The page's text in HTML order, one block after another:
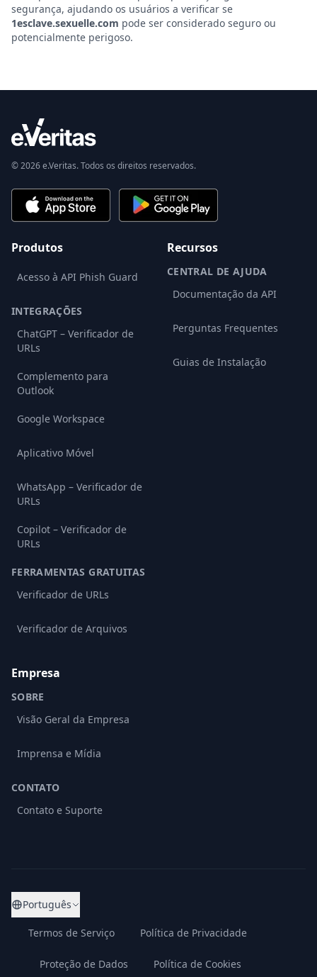
segurança, ajudando os usuários a verificar se
1esclave.sexuelle.com pode ser considerado seguro ou
potencialmente perigoso.
© 2026 e.Veritas. Todos os direitos reservados.
Produtos
Acesso à API Phish Guard
INTEGRAÇÕES
ChatGPT – Verificador de
URLs
Complemento para
Outlook
Google Workspace
Aplicativo Móvel
WhatsApp – Verificador de
URLs
Copilot – Verificador de
URLs
FERRAMENTAS GRATUITAS
Verificador de URLs
Verificador de Arquivos
Recursos
CENTRAL DE AJUDA
Documentação da API
Perguntas Frequentes
Guias de Instalação
Empresa
SOBRE
Visão Geral da Empresa
Imprensa e Mídia
CONTATO
Contato e Suporte
Português
Termos de Serviço Política de Privacidade
Proteção de Dados Política de Cookies